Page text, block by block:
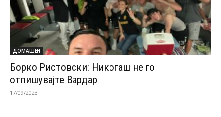
ДОМАШЕН
Борко Ристовски: Никогаш не го
отпишувајте Вардар
17/09/2023